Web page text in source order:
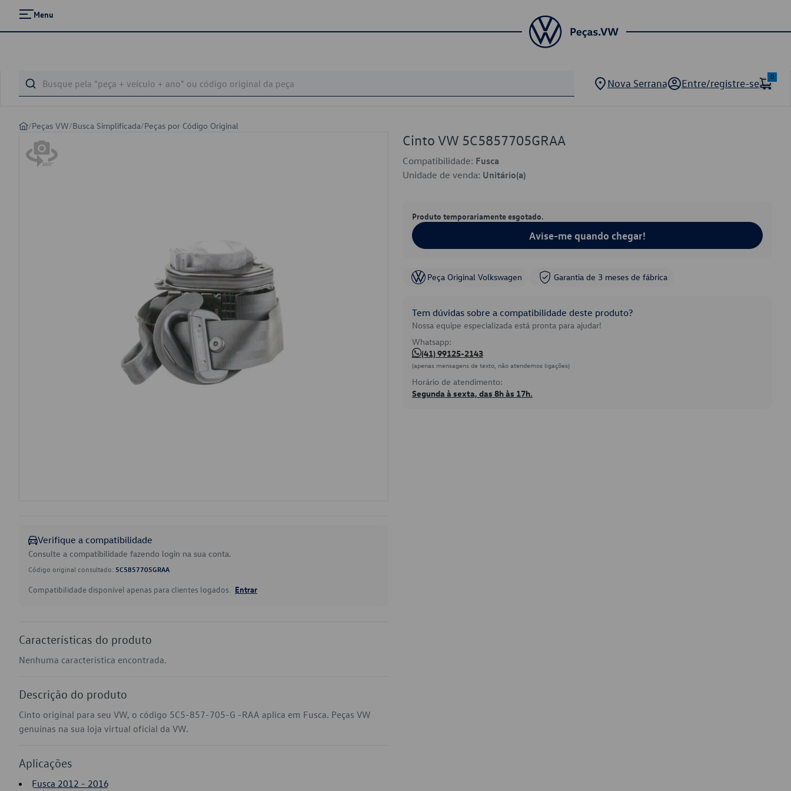
Menu
Nova Serrana Entre/registre-se
0
/Peças VW/Busca Simplificada/Peças por Código Original
Verifique a compatibilidade
Consulte a compatibilidade fazendo login na sua conta.
Código original consultado: 5C5857705GRAA
Compatibilidade disponível apenas para clientes logados. Entrar
Características do produto
Nenhuma característica encontrada.
Descrição do produto
Cinto original para seu VW, o código 5C5-857-705-G -RAA aplica em Fusca. Peças VW
genuínas na sua loja virtual oficial da VW.
Aplicações
Fusca 2012 - 2016
Cinto VW 5C5857705GRAA
Compatibilidade: Fusca
Unidade de venda: Unitário(a)
Produto temporariamente esgotado.
Avise-me quando chegar!
Peça Original Volkswagen Garantia de 3 meses de fábrica
Tem dúvidas sobre a compatibilidade deste produto?
Nossa equipe especializada está pronta para ajudar!
Whatsapp:
(41) 99125-2143
(apenas mensagens de texto, não atendemos ligações)
Horário de atendimento:
Segunda à sexta, das 8h às 17h.